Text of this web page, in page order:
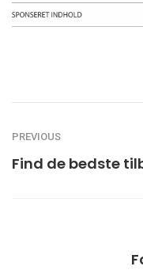
PREVIOUS
Find de bedste